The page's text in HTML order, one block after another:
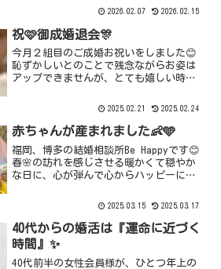
て、一人で考えすぎると迷ってしまうこ
まめな状況共有...
2026.02.07 2026.02.15
祝🩷御成婚退会🎊
今月２組目のご成婚お祝いをしました😊
恥ずかしいとのことで残念ながらお姿は
アップできませんが、とても嬉しい時間
して最初にお見合いした彼とのご成婚と
申受けをして、一番最初に...
2025.02.21 2025.02.24
赤ちゃんが産まれました👶🩵
福岡、博多の結婚相談所Be Happyです😊
春🌸の訪れを感じさせる暖かくて穏やか
な日に、心が弾んで心からハッピーにな
Happyをご成婚退会された会員様に新しい
家族が増えました👶💕Be Happyに
『孫...
2025.03.15 2025.03.17
40代からの婚活は『運命に近づく
時間』✨
40代前半の女性会員様が、ひとつ年上の